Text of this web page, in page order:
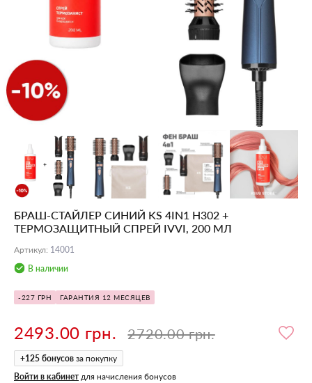
БРАШ-СТАЙЛЕР СИНИЙ KS 4IN1 H302 +
ТЕРМОЗАЩИТНЫЙ СПРЕЙ IVVI, 200 МЛ
Артикул: 14001
В наличии
-227 ГРН ГАРАНТИЯ 12 МЕСЯЦЕВ
2493.00 грн. 2720.00 грн.
+125 бонусов за покупку
Войти в кабинет для начисления бонусов